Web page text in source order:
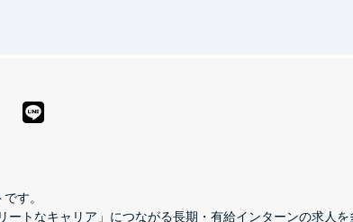
す。
トなキャリア」につながる長期・有給インターンの求人を